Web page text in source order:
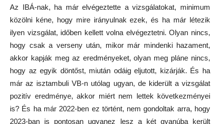
Az IBÁ-nak, ha már elvégeztette a vizsgálatokat, minimum
közölni kéne, hogy mire irányulnak ezek, és ha már létezik
ilyen vizsgálat, időben kellett volna elvégeztetni. Olyan nincs,
hogy csak a verseny után, mikor már mindenki hazament,
akkor kapják meg az eredményeket, olyan meg pláne nincs,
hogy az egyik döntőst, miután odáig eljutott, kizárják. És ha
már az isztambuli VB-n utólag ugyan, de kiderült a vizsgálat
pozitív eredménye, akkor miért nem lettek következményei
is? És ha már 2022-ben ez történt, nem gondoltak arra, hogy
2023-ban is pontosan ugyanez lesz a két gyanúba került